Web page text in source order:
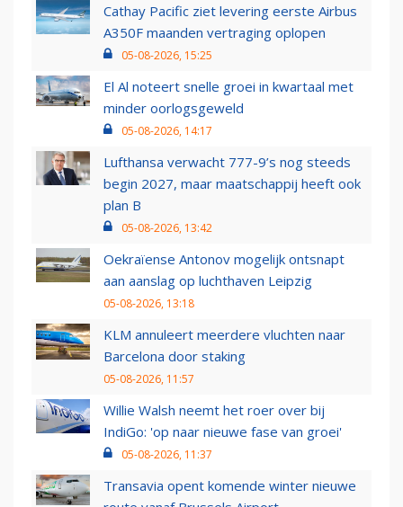
Cathay Pacific ziet levering eerste Airbus
A350F maanden vertraging oplopen
05-08-2026, 15:25
El Al noteert snelle groei in kwartaal met
minder oorlogsgeweld
05-08-2026, 14:17
Lufthansa verwacht 777-9’s nog steeds
begin 2027, maar maatschappij heeft ook
plan B
05-08-2026, 13:42
Oekraïense Antonov mogelijk ontsnapt
aan aanslag op luchthaven Leipzig
05-08-2026, 13:18
KLM annuleert meerdere vluchten naar
Barcelona door staking
05-08-2026, 11:57
Willie Walsh neemt het roer over bij
IndiGo: 'op naar nieuwe fase van groei'
05-08-2026, 11:37
Transavia opent komende winter nieuwe